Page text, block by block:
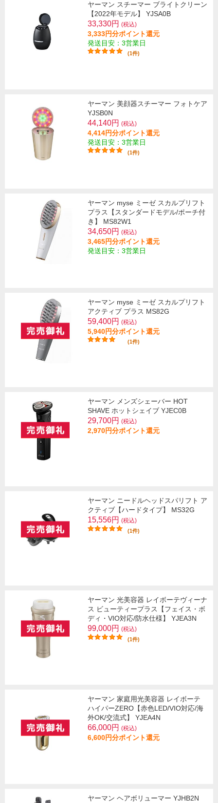
ヤーマン スチーマー ブライトクリーン
【2022年モデル】 YJSA0B
33,330円 (税込)
3,333円分ポイント還元
発送目安：3営業日
(1件)
ヤーマン 美顔器スチーマー フォトケア
YJSB0N
44,140円 (税込)
4,414円分ポイント還元
発送目安：3営業日
(1件)
ヤーマン myse ミーゼ スカルプリフト
プラス【スタンダードモデル/ポーチ付
き】 MS82W1
34,650円 (税込)
3,465円分ポイント還元
発送目安：3営業日
ヤーマン myse ミーゼ スカルプリフト
アクティブ プラス MS82G
59,400円 (税込)
5,940円分ポイント還元
(1件)
ヤーマン メンズシェーバー HOT
SHAVE ホットシェイブ YJEC0B
29,700円 (税込)
2,970円分ポイント還元
ヤーマン ニードルヘッドスパリフト ア
クティブ【ハードタイプ】 MS32G
15,556円 (税込)
(1件)
ヤーマン 光美容器 レイボーテヴィーナ
ス ビューティープラス【フェイス・ボ
ディ・VIO対応/防水仕様】 YJEA3N
99,000円 (税込)
(1件)
ヤーマン 家庭用光美容器 レイボーテ
ハイパーZERO【赤色LED/VIO対応/海
外OK/交流式】 YJEA4N
66,000円 (税込)
6,600円分ポイント還元
ヤーマン ヘアボリューマー YJHB2N